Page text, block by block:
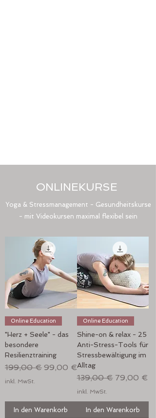
ONLINEKURSE
Yoga & Stressmanagement - Gesundheitskurse
- mit Videokursen maximal flexibel sein
Online Education
"Herz + Seele" - das
besondere
Resilienztraining
Standardpreis
199,00 € Sale-Preis
99,00 €
inkl. MwSt.
In den Warenkorb
Online Education
Shine-on & relax - 25
Anti-Stress-Tools für
Stressbewältigung im
Alltag
Standardpreis
139,00 € Sale-Preis
79,00 €
inkl. MwSt.
In den Warenkorb